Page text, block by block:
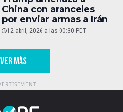
China con aranceles
por enviar armas a Irán
12 abril, 2026 a las 00:30 PDT
VER MÁS